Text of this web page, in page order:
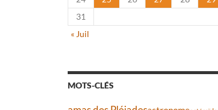
31
« Juil
MOTS-CLÉS